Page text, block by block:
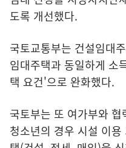
도록 개선했다.
국토교통부는 건설임대
임대주택과 동일하게 소
택 요건'으로 완화했다.
국토부는 또 여가부와
청소년의 경우 시설 이